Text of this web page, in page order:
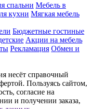
спальни Мебель в
кухни Мягкая мебель
Бюджетные гостиные
Акции на мебель
Рекламация Обмен и
несёт справочный
Пользуясь сайтом,
согласие на
и получении заказа,